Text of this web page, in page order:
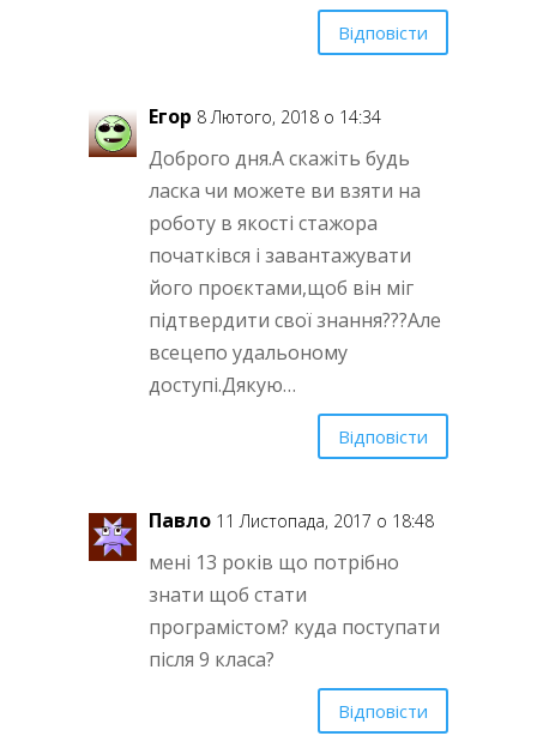
Відповісти
Егор 8 Лютого, 2018 о 14:34
Доброго дня.А скажіть будь
ласка чи можете ви взяти на
роботу в якості стажора
початківся і завантажувати
його проєктами,щоб він міг
підтвердити свої знання???Але
всецепо удальоному
доступі.Дякую…
Відповісти
Павло 11 Листопада, 2017 о 18:48
мені 13 років що потрібно
знати щоб стати
програмістом? куда поступати
після 9 класа?
Відповісти